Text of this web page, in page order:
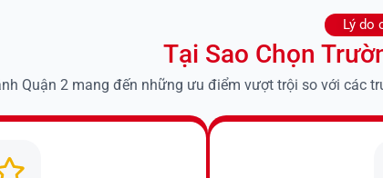
Lý do
Tại Sao Chọn
Quận 2 mang đến những ưu điểm vượt trội so với các